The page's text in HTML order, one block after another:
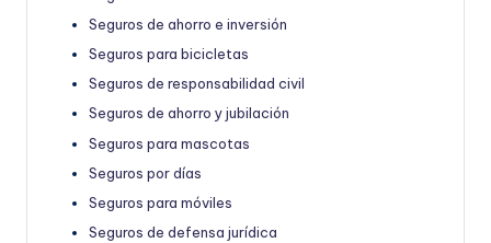
Seguros de ahorro e inversión
Seguros para bicicletas
Seguros de responsabilidad civil
Seguros de ahorro y jubilación
Seguros para mascotas
Seguros por días
Seguros para móviles
Seguros de defensa jurídica